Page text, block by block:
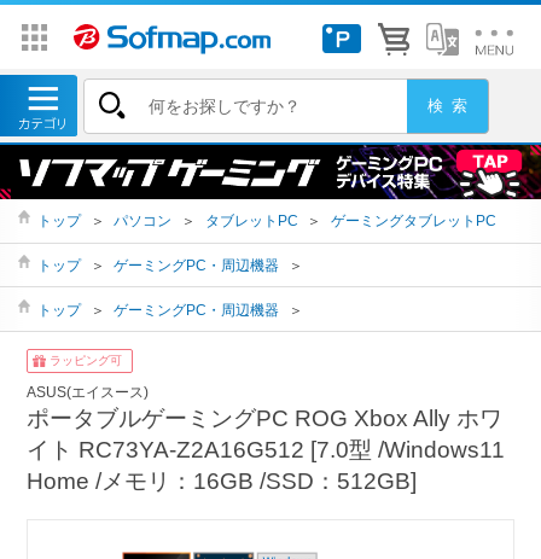
トップ ＞ パソコン ＞ タブレットPC ＞ ゲーミングタブレットPC
トップ ＞ ゲーミングPC・周辺機器 ＞
トップ ＞ ゲーミングPC・周辺機器 ＞
ラッピング可
ASUS(エイスース)
ポータブルゲーミングPC ROG Xbox Ally ホワ
イト RC73YA-Z2A16G512 [7.0型 /Windows11
Home /メモリ：16GB /SSD：512GB]